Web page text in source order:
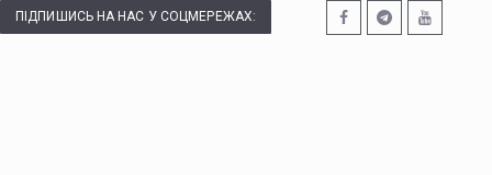
ПІДПИШИСЬ НА НАС У СОЦМЕРЕЖАХ: